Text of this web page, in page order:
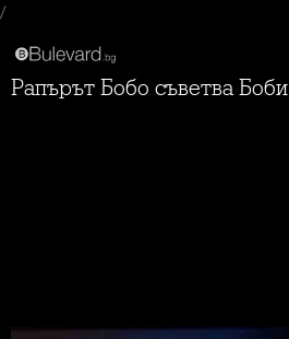
/
Рапърът Бобо съветва Боби